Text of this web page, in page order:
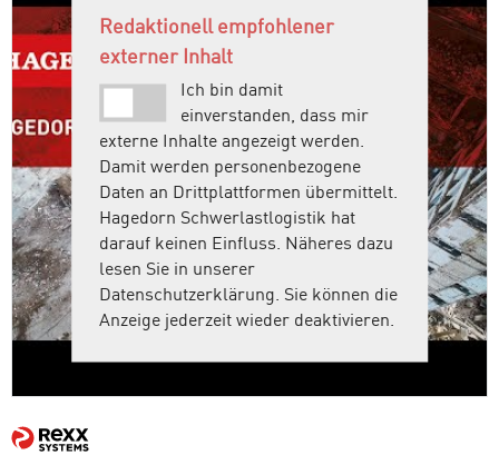
Redaktionell empfohlener
externer Inhalt
Ich bin damit
einverstanden, dass mir
externe Inhalte angezeigt werden.
Damit werden personenbezogene
Daten an Drittplattformen übermittelt.
Hagedorn Schwerlastlogistik hat
darauf keinen Einfluss. Näheres dazu
lesen Sie in unserer
Datenschutzerklärung. Sie können die
Anzeige jederzeit wieder deaktivieren.